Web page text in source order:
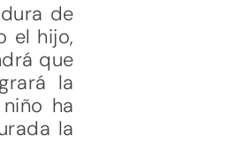
de
el hijo,
que
la
ha
la